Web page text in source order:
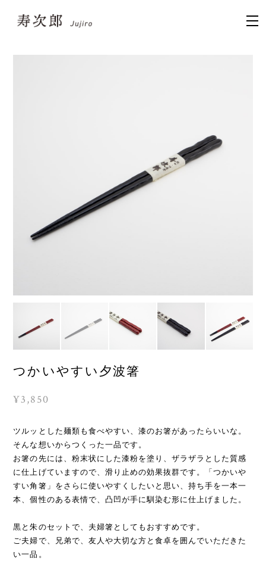
つかいやすい夕波箸
¥3,850
ツルッとした麺類も食べやすい、漆のお箸があったらいいな。
そんな想いからつくった一品です。
お箸の先には、粉末状にした漆粉を塗り、ザラザラとした質感
に仕上げていますので、滑り止めの効果抜群です。「つかいや
すい角箸」をさらに使いやすくしたいと思い、持ち手を一本一
本、個性のある表情で、凸凹が手に馴染む形に仕上げました。
黒と朱のセットで、夫婦箸としてもおすすめです。
ご夫婦で、兄弟で、友人や大切な方と食卓を囲んでいただきた
い一品。